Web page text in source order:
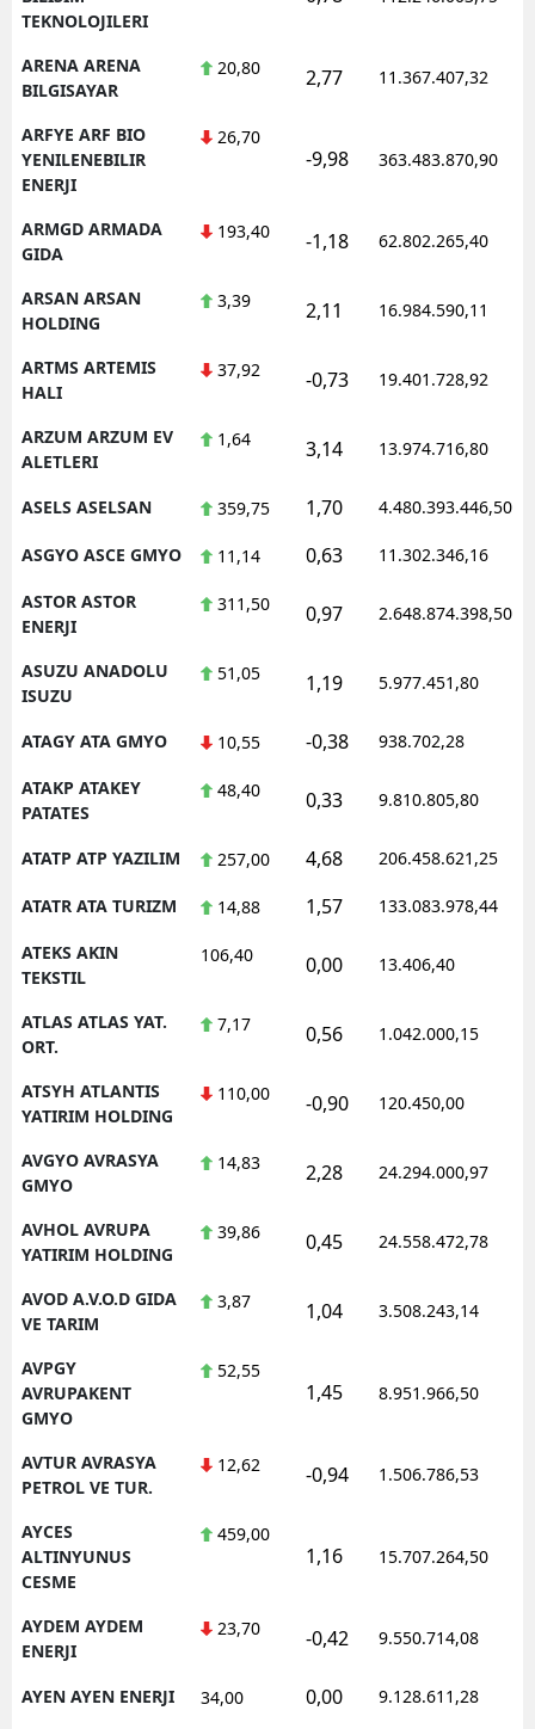
TEKNOLOJILERI
ARENA ARENA
BILGISAYAR
20,80 2,77 11.367.407,32
ARFYE ARF BIO
YENILENEBILIR
ENERJI
26,70
-9,98 363.483.870,90
ARMGD ARMADA
GIDA
193,40 -1,18 62.802.265,40
ARSAN ARSAN
HOLDING
3,39 2,11 16.984.590,11
ARTMS ARTEMIS
HALI
37,92 -0,73 19.401.728,92
ARZUM ARZUM EV
ALETLERI
1,64 3,14 13.974.716,80
ASELS ASELSAN 359,75 1,70 4.480.393.446,50
ASGYO ASCE GMYO 11,14 0,63 11.302.346,16
ASTOR ASTOR
ENERJI
311,50 0,97 2.648.874.398,50
ASUZU ANADOLU
ISUZU
51,05 1,19 5.977.451,80
ATAGY ATA GMYO 10,55 -0,38 938.702,28
ATAKP ATAKEY
PATATES
48,40 0,33 9.810.805,80
ATATP ATP YAZILIM 257,00 4,68 206.458.621,25
ATATR ATA TURIZM 14,88 1,57 133.083.978,44
ATEKS AKIN
TEKSTIL
106,40 0,00 13.406,40
ATLAS ATLAS YAT.
ORT.
7,17 0,56 1.042.000,15
ATSYH ATLANTIS
YATIRIM HOLDING
110,00 -0,90 120.450,00
AVGYO AVRASYA
GMYO
14,83 2,28 24.294.000,97
AVHOL AVRUPA
YATIRIM HOLDING
39,86 0,45 24.558.472,78
AVOD A.V.O.D GIDA
VE TARIM
3,87 1,04 3.508.243,14
AVPGY
AVRUPAKENT
GMYO
52,55
1,45 8.951.966,50
AVTUR AVRASYA
PETROL VE TUR.
12,62 -0,94 1.506.786,53
AYCES
ALTINYUNUS
CESME
459,00
1,16 15.707.264,50
AYDEM AYDEM
ENERJI
23,70 -0,42 9.550.714,08
AYEN AYEN ENERJI 34,00 0,00 9.128.611,28